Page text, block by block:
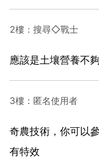
2樓：搜尋◇戰士
應該是土壤營養不
3樓：匿名使用者
奇農技術，你可以
有特效